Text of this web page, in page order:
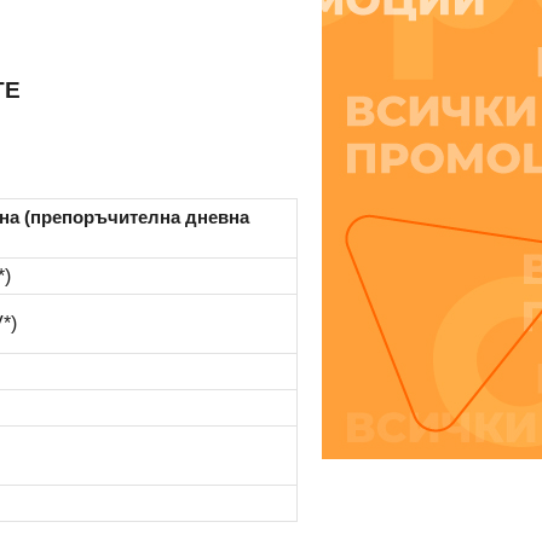
(препоръчителна дневна